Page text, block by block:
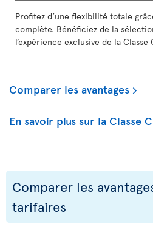
Profitez d’une flexibilité totale
complète. Bénéficiez de la
l’expérience exclusive de la Classe
Comparer les avantages
En savoir plus sur la Classe
Comparer les
tarifaires